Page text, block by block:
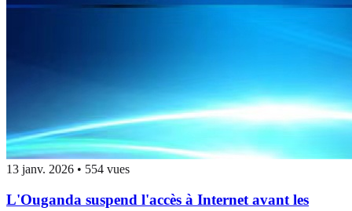
13 janv. 2026 • 554 vues
L'Ouganda suspend l'accès à Internet avant les